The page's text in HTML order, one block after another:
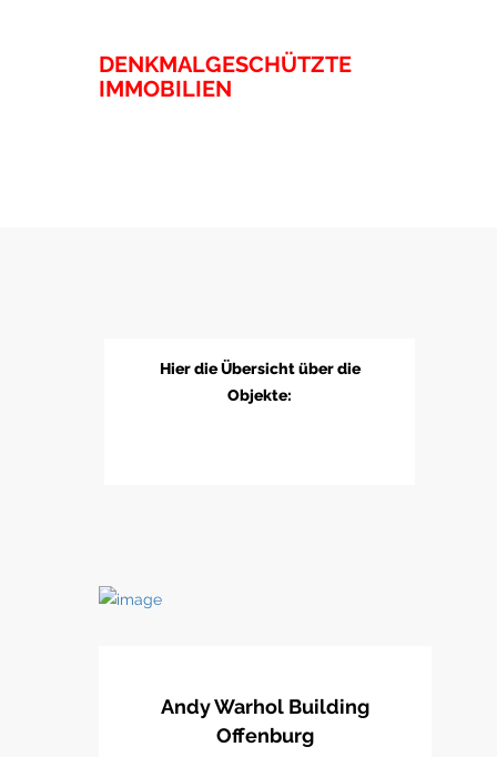
DENKMALGESCHÜTZTE
IMMOBILIEN
Hier die Übersicht über die
Objekte:
Andy Warhol Building
Offenburg